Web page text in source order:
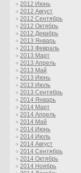
2012 Июнь
2012 Август
2012 Сентябрь
2012 Октябрь
2012 Декабрь
2013 Январь
2013 Февраль
2013 Март
2013 Апрель
2013 Май
2013 Июнь
2013 Июль
2013 Сентябрь
2014 Январь
2014 Март
2014 Апрель
2014 Май
2014 Июнь
2014 Июль
2014 Август
2014 Сентябрь
2014 Октябрь
2014 Ноябрь